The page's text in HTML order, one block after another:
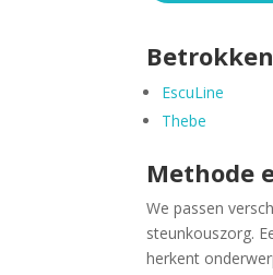
EscuLine
Thebe
Methode
We passen
steunkouszorg.
herkent